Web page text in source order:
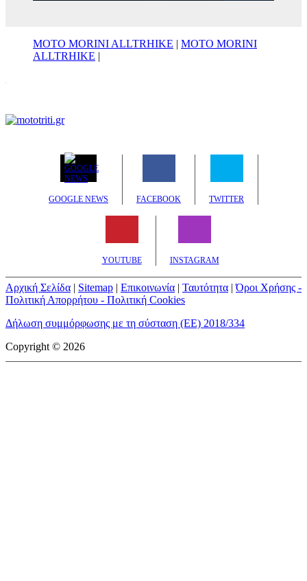
MOTO MORINI ALLTRHIKE | MOTO MORINI
ALLTRHIKE |
GOOGLE NEWS FACEBOOK TWITTER
YOUTUBE INSTAGRAM
Αρχική Σελίδα | Sitemap | Επικοινωνία | Ταυτότητα |Όροι Χρήσης -
Πολιτική Απορρήτου - Πολιτική Cookies
Δήλωση συμμόρφωσης με τη σύσταση (ΕΕ) 2018/334
Copyright © 2026